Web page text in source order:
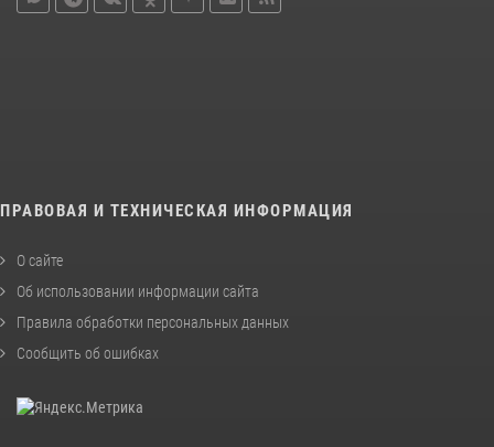
ПРАВОВАЯ И ТЕХНИЧЕСКАЯ ИНФОРМАЦИЯ
О сайте
Об использовании информации сайта
Правила обработки персональных данных
Сообщить об ошибках